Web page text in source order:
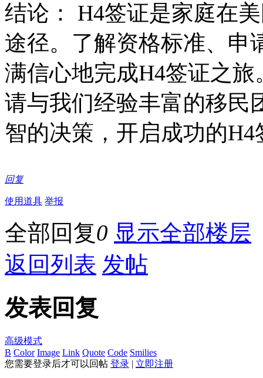
结论： H4签证是家庭在
途径。了解资格标准、申
满信心地完成H4签证之
请与我们经验丰富的移民
智的决策，开启成功的H4
回复
使用道具 举报
全部回复0 显示全部楼层
返回列表 发帖
发表回复
高级模式
B Color Image Link Quote Code Smilies
您需要登录后才可以回帖 登录 | 立即注册